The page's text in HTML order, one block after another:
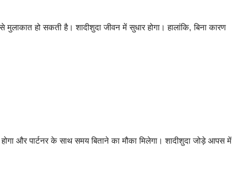
मुलाकात हो सकती है। शादीशुदा जीवन में सुधार होगा। हालांकि, बिना कारण
और पार्टनर के साथ समय बिताने का मौका मिलेगा। शादीशुदा जोड़े आपस में